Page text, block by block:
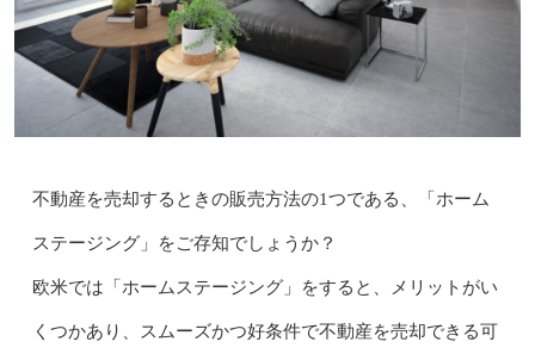
不動産を売却するときの販売方法の1つである、「ホーム
ステージング」をご存知でしょうか？
欧米では「ホームステージング」をすると、メリットがい
くつかあり、スムーズかつ好条件で不動産を売却できる可